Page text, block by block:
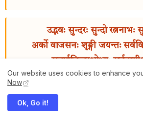
उद्भवः सुन्दरः सुन्दो रत्ननाभः
अर्को वाजसनः शृङ्गी जयन्तः
सुवर्णबिन्दुरक्षोभ्यः
महाह्रदो महागर्तो महाभूतो
कुमुदः कुन्दरः कुन्दः पर्जन्यः
Our website uses cookies to enhance
Now
Ok, Go it!